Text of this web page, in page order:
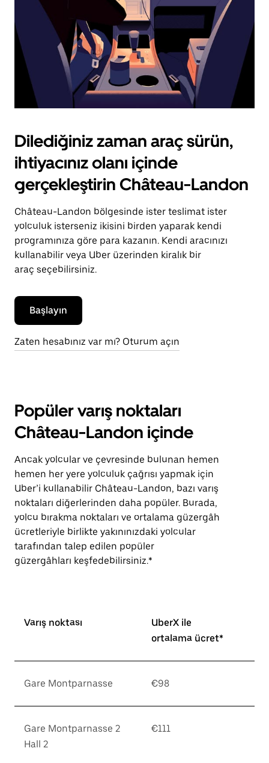
Dilediğiniz zaman araç sürün,
ihtiyacınız olanı içinde
gerçekleştirin Château-Landon
Château-Landon bölgesinde ister teslimat ister
yolculuk isterseniz ikisini birden yaparak kendi
programınıza göre para kazanın. Kendi aracınızı
kullanabilir veya Uber üzerinden kiralık bir
araç seçebilirsiniz.
Başlayın
Zaten hesabınız var mı? Oturum açın
Popüler varış noktaları
Château-Landon içinde
Ancak yolcular ve çevresinde bulunan hemen
hemen her yere yolculuk çağrısı yapmak için
Uber’i kullanabilir Château-Landon, bazı varış
noktaları diğerlerinden daha popüler. Burada,
yolcu bırakma noktaları ve ortalama güzergâh
ücretleriyle birlikte yakınınızdaki yolcular
tarafından talep edilen popüler
güzergâhları keşfedebilirsiniz.*
Varış noktası
UberX ile
ortalama ücret*
Gare Montparnasse €98
Gare Montparnasse 2
Hall 2
€111